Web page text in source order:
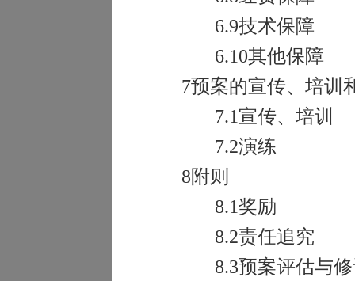
6.9技术保障
6.10其他保障
7预案的宣传、培训
7.1宣传、培训
7.2演练
8附则
8.1奖励
8.2责任追究
8.3预案评估与